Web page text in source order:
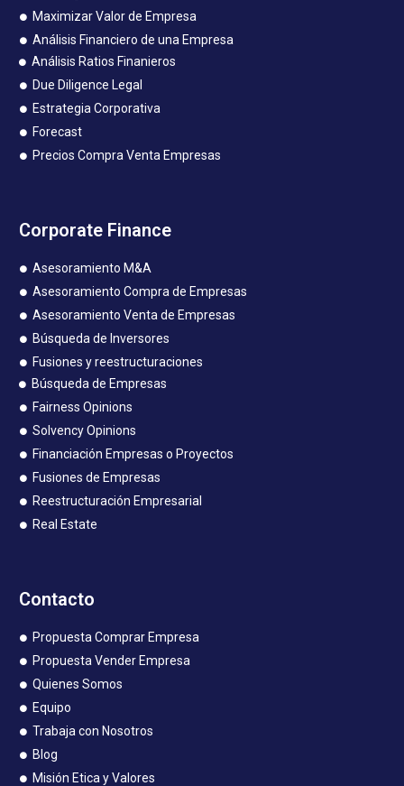
Maximizar Valor de Empresa
Análisis Financiero de una Empresa
Análisis Ratios Finanieros
Due Diligence Legal
Estrategia Corporativa
Forecast
Precios Compra Venta Empresas
Corporate Finance
Asesoramiento M&A
Asesoramiento Compra de Empresas
Asesoramiento Venta de Empresas
Búsqueda de Inversores
Fusiones y reestructuraciones
Búsqueda de Empresas
Fairness Opinions
Solvency Opinions
Financiación Empresas o Proyectos
Fusiones de Empresas
Reestructuración Empresarial
Real Estate
Contacto
Propuesta Comprar Empresa
Propuesta Vender Empresa
Quienes Somos
Equipo
Trabaja con Nosotros
Blog
Misión Etica y Valores